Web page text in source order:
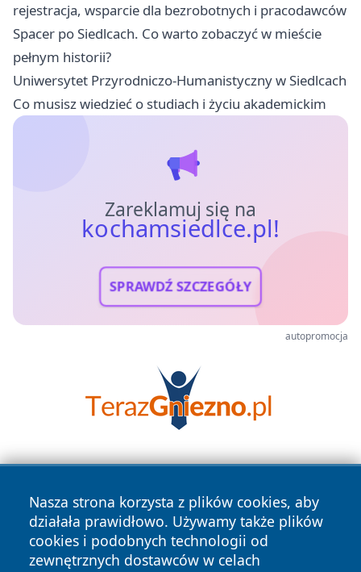
rejestracja, wsparcie dla bezrobotnych i pracodawców
Spacer po Siedlcach. Co warto zobaczyć w mieście
pełnym historii?
Uniwersytet Przyrodniczo-Humanistyczny w Siedlcach
Co musisz wiedzieć o studiach i życiu akademickim
Zareklamuj się na
kochamsiedlce.pl!
SPRAWDŹ SZCZEGÓŁY
autopromocja
Nasza strona korzysta z plików cookies, aby
działała prawidłowo. Używamy także plików
cookies i podobnych technologii od
zewnętrznych dostawców w celach
Copyright © 2026 kochamsiedlce.pl Wszystkie prawa